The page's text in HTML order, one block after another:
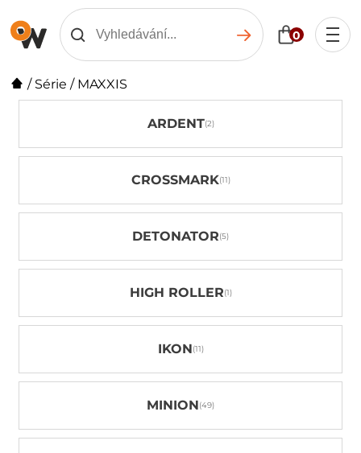
0
/ Série / MAXXIS
ARDENT
CROSSMARK
DETONATOR
HIGH ROLLER
IKON
MINION